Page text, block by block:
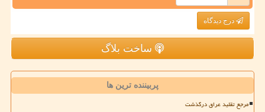
درج دیدگاه
ساخت بلاگ
پربیننده ترین ها
مرجع تقلید عراق درگذشت